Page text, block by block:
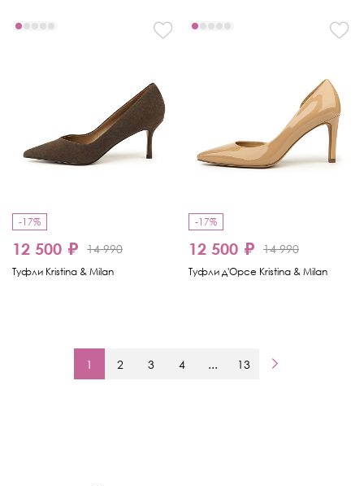
-17%
12 500 ₽ 14 990
Туфли Kristina & Milan
-17%
12 500 ₽ 14 990
Туфли д'Орсе Kristina & Milan
1 2 3 4 ... 13